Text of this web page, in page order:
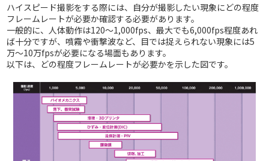
ハイスピード撮影をする際には、自分が撮影したい現象にどの程度
フレームレートが必要か確認する必要があります。
一般的に、人体動作は120～1,000fps、最大でも6,000fps程度あれ
ば十分ですが、噴霧や衝撃波など、目では捉えられない現象には5
万～10万fpsが必要になる場面もあります。
以下は、どの程度フレームレートが必要かを示した図です。